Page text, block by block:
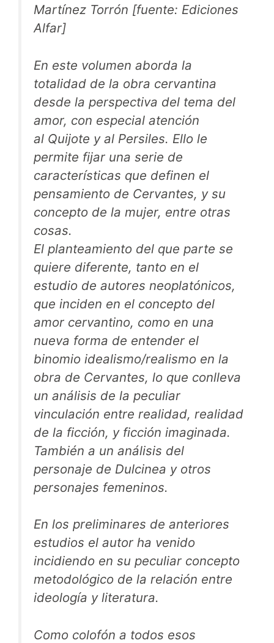
Martínez Torrón [fuente: Ediciones
Alfar]
En este volumen aborda la
totalidad de la obra cervantina
desde la perspectiva del tema del
amor, con especial atención
al Quijote y al Persiles. Ello le
permite fijar una serie de
características que definen el
pensamiento de Cervantes, y su
concepto de la mujer, entre otras
cosas.
El planteamiento del que parte se
quiere diferente, tanto en el
estudio de autores neoplatónicos,
que inciden en el concepto del
amor cervantino, como en una
nueva forma de entender el
binomio idealismo/realismo en la
obra de Cervantes, lo que conlleva
un análisis de la peculiar
vinculación entre realidad, realidad
de la ficción, y ficción imaginada.
También a un análisis del
personaje de Dulcinea y otros
personajes femeninos.
En los preliminares de anteriores
estudios el autor ha venido
incidiendo en su peculiar concepto
metodológico de la relación entre
ideología y literatura.
Como colofón a todos esos